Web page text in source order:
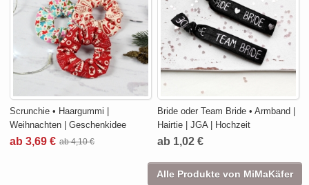
Scrunchie • Haargummi |
Weihnachten | Geschenkidee
ab 3,69 € ab 4,10 €
Bride oder Team Bride • Armband |
Hairtie | JGA | Hochzeit
ab 1,02 €
Alle Produkte von MiMaKäfer